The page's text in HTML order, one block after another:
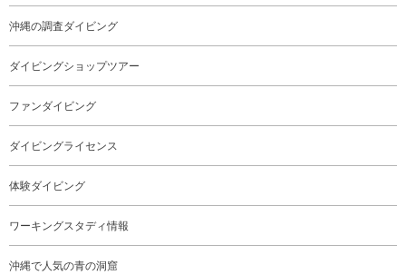
沖縄の調査ダイビング
ダイビングショップツアー
ファンダイビング
ダイビングライセンス
体験ダイビング
ワーキングスタディ情報
沖縄で人気の青の洞窟